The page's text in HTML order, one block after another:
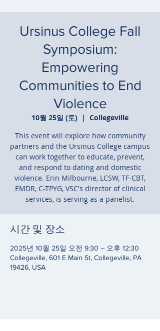
Ursinus College Fall
Symposium:
Empowering
Communities to End
Violence
10월 25일 (토)
  |
Collegeville
This event will explore how community
partners and the Ursinus College campus
can work together to educate, prevent,
and respond to dating and domestic
violence. Erin Milbourne, LCSW, TF-CBT,
EMDR, C-TPYG, VSC's director of clinical
services, is serving as a panelist.
시간 및 장소
2025년 10월 25일 오전 9:30 – 오후 12:30
Collegeville, 601 E Main St, Collegeville, PA
19426, USA